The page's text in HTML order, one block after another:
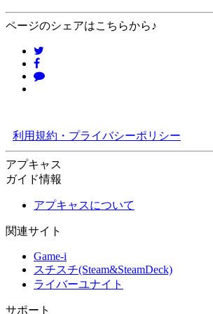
ページのシェアはこちらから♪
利用規約・プライバシーポリシー
アプキャス
ガイド情報
アプキャスについて
関連サイト
Game-i
スチスチ(Steam&SteamDeck)
ライバーユナイト
サポート